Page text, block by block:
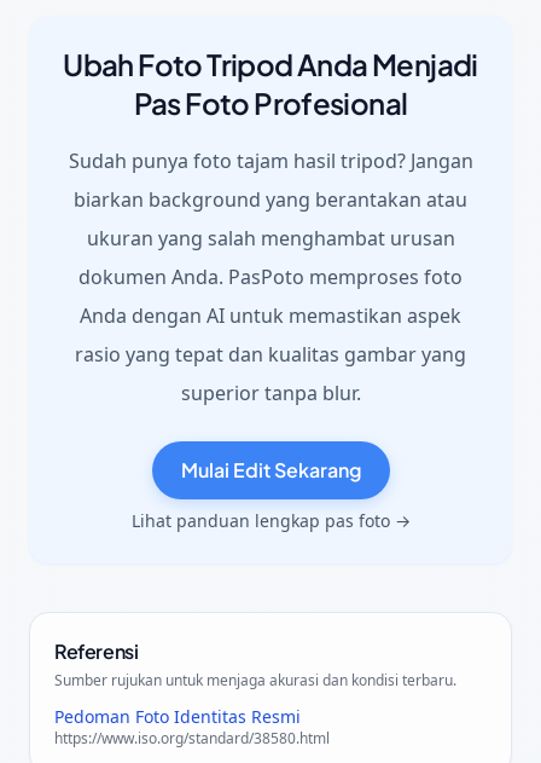
Ubah Foto Tripod Anda Menjadi
Pas Foto Profesional
Sudah punya foto tajam hasil tripod? Jangan
biarkan background yang berantakan atau
ukuran yang salah menghambat urusan
dokumen Anda. PasPoto memproses foto
Anda dengan AI untuk memastikan aspek
rasio yang tepat dan kualitas gambar yang
superior tanpa blur.
Mulai Edit Sekarang
Lihat panduan lengkap pas foto →
Referensi
Sumber rujukan untuk menjaga akurasi dan kondisi terbaru.
Pedoman Foto Identitas Resmi
https://www.iso.org/standard/38580.html